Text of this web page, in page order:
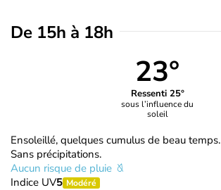
De 15h à 18h
23°
Ressenti 25°
sous l’influence du
soleil
Ensoleillé, quelques cumulus de beau temps.
Sans précipitations.
Aucun risque de pluie
Indice UV5 Modéré